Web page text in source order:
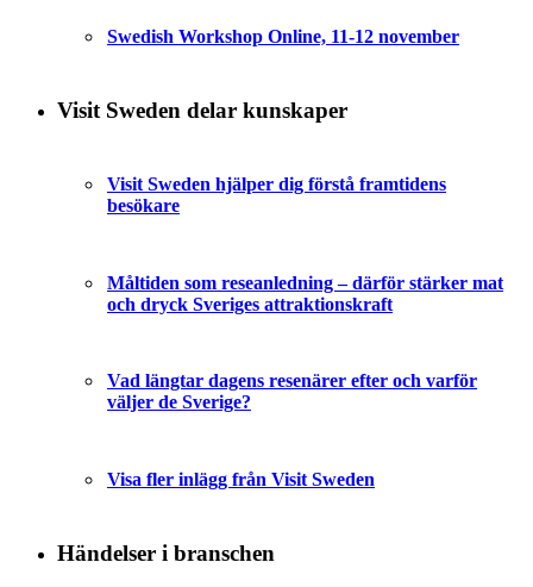
Swedish Workshop Online, 11-12 november
Visit Sweden delar kunskaper
Visit Sweden hjälper dig förstå framtidens
besökare
Måltiden som reseanledning – därför stärker mat
och dryck Sveriges attraktionskraft
Vad längtar dagens resenärer efter och varför
väljer de Sverige?
Visa fler inlägg från Visit Sweden
Händelser i branschen